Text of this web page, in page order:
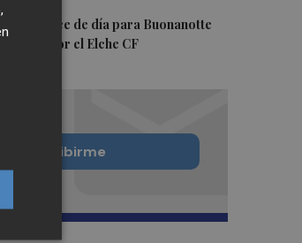
se hace de día para Buonanotte
fichaje por el Elche CF
suscribirme